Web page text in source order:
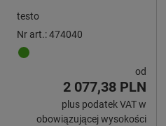
testo
Nr art.: 474040
od
2 077,38 PLN
plus podatek VAT w
obowiązującej wysokości